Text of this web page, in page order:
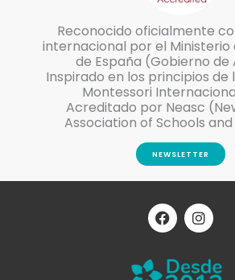
Reconocido oficialmente
internacional por el Ministerio
de España (Gobierno de
Inspirado en los principios de
Montessori
Acreditado por Neasc
Association of Schools
NEWSLETTER
F
a
c
b
I
n
s
a